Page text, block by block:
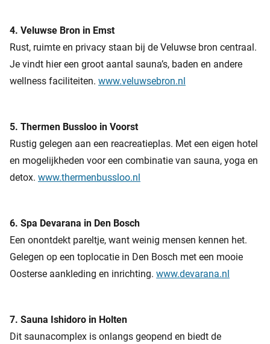
4. Veluwse Bron in Emst
Rust, ruimte en privacy staan bij de Veluwse bron centraal.
Je vindt hier een groot aantal sauna’s, baden en andere
wellness faciliteiten. www.veluwsebron.nl
5. Thermen Bussloo in Voorst
Rustig gelegen aan een reacreatieplas. Met een eigen hotel
en mogelijkheden voor een combinatie van sauna, yoga en
detox. www.thermenbussloo.nl
6. Spa Devarana in Den Bosch
Een onontdekt pareltje, want weinig mensen kennen het.
Gelegen op een toplocatie in Den Bosch met een mooie
Oosterse aankleding en inrichting. www.devarana.nl
7. Sauna Ishidoro in Holten
Dit saunacomplex is onlangs geopend en biedt de